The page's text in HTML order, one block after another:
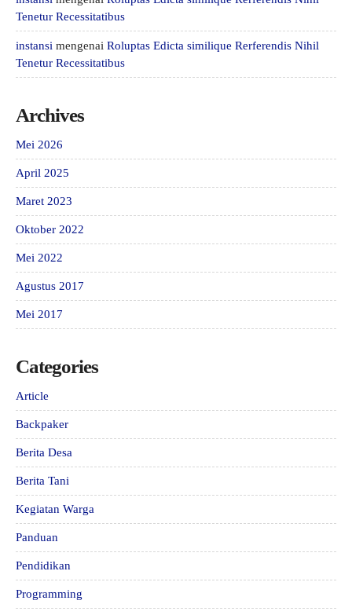
Tenetur Recessitatibus
instansi mengenai Roluptas Edicta similique Rerferendis Nihil
Tenetur Recessitatibus
Archives
Mei 2026
April 2025
Maret 2023
Oktober 2022
Mei 2022
Agustus 2017
Mei 2017
Categories
Article
Backpaker
Berita Desa
Berita Tani
Kegiatan Warga
Panduan
Pendidikan
Programming